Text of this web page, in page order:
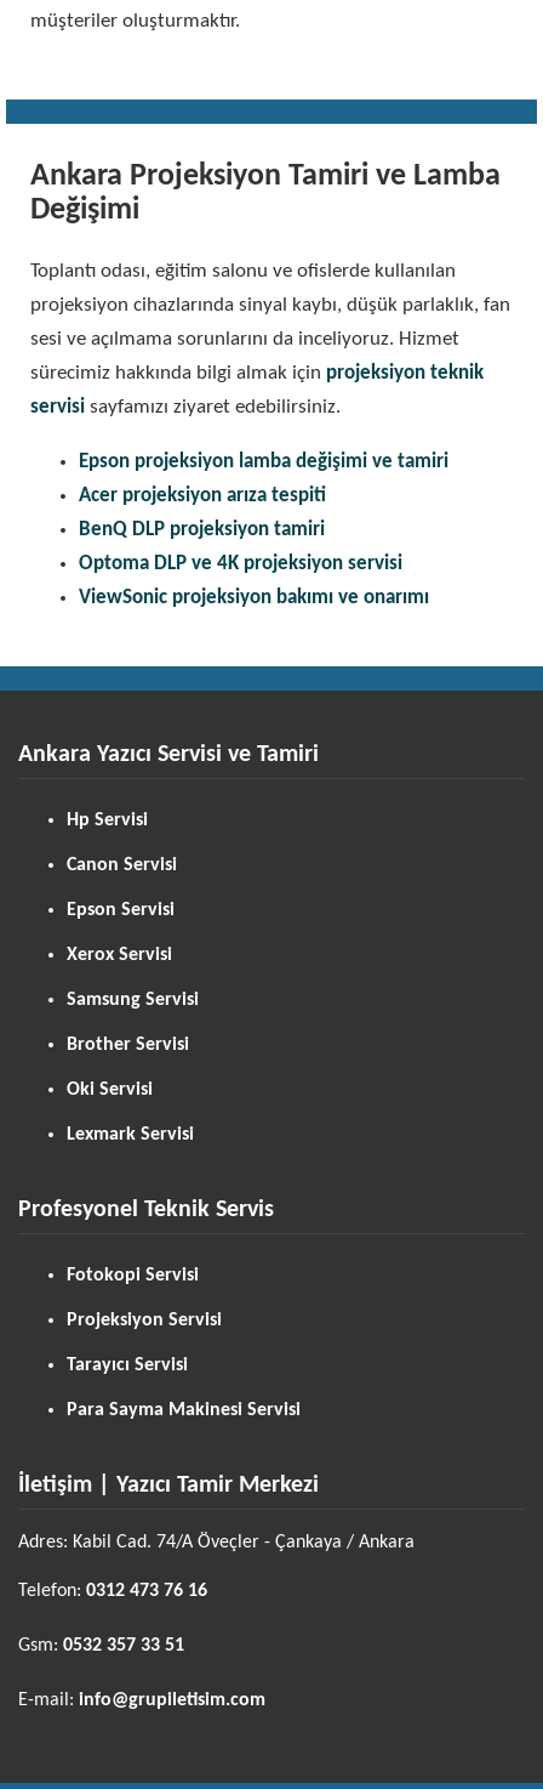
müşteriler oluşturmaktır.
Ankara Projeksiyon Tamiri ve Lamba
Değişimi
Toplantı odası, eğitim salonu ve ofislerde kullanılan
projeksiyon cihazlarında sinyal kaybı, düşük parlaklık, fan
sesi ve açılmama sorunlarını da inceliyoruz. Hizmet
sürecimiz hakkında bilgi almak için projeksiyon teknik
servisi sayfamızı ziyaret edebilirsiniz.
Epson projeksiyon lamba değişimi ve tamiri
Acer projeksiyon arıza tespiti
BenQ DLP projeksiyon tamiri
Optoma DLP ve 4K projeksiyon servisi
ViewSonic projeksiyon bakımı ve onarımı
Ankara Yazıcı Servisi ve Tamiri
Hp Servisi
Canon Servisi
Epson Servisi
Xerox Servisi
Samsung Servisi
Brother Servisi
Oki Servisi
Lexmark Servisi
Profesyonel Teknik Servis
Fotokopi Servisi
Projeksiyon Servisi
Tarayıcı Servisi
Para Sayma Makinesi Servisi
İletişim | Yazıcı Tamir Merkezi
Adres: Kabil Cad. 74/A Öveçler - Çankaya / Ankara
Telefon: 0312 473 76 16
Gsm: 0532 357 33 51
E-mail: info@grupiletisim.com